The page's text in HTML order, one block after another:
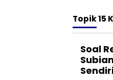
Topik15
Soal